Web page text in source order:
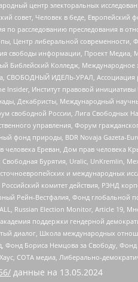
центр электоральных
совет, Человек в беде,
расследованию преследования в
Центр либеральной
информации, Проект Медиа,
Колледж, Международное
СВОБОДНЫЙ ИДЕЛЬ-УРАЛ,
Институт правовой
Декабристы, Международный
свободной России, Лига Свободных
управления, Форум
фонд природы, BDR Novaja Gazeta-
Ереван, Дом прав человека
Бурятия, Uralic, UnKremlin,
и международных
комитет действия, РЭНД
Рейн-Вестфалия, Фонд
Russian Election Monitor, Article 19,
поддержки гендерной
диалог, Школа международных
Бориса Немцова за Свободу,
СОТА медиа, Либерально-
данные на 13.05.2024